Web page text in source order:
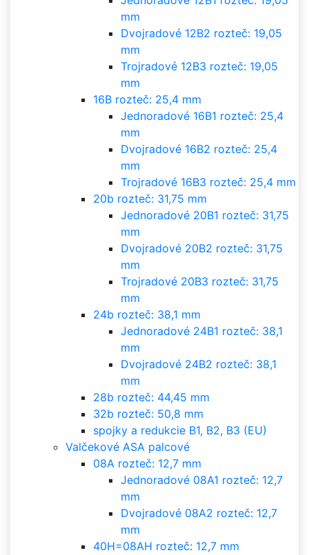
mm
Dvojradové 12B2 rozteč: 19,05
mm
Trojradové 12B3 rozteč: 19,05
mm
16B rozteč: 25,4 mm
Jednoradové 16B1 rozteč: 25,4
mm
Dvojradové 16B2 rozteč: 25,4
mm
Trojradové 16B3 rozteč: 25,4 mm
20b rozteč: 31,75 mm
Jednoradové 20B1 rozteč: 31,75
mm
Dvojradové 20B2 rozteč: 31,75
mm
Trojradové 20B3 rozteč: 31,75
mm
24b rozteč: 38,1 mm
Jednoradové 24B1 rozteč: 38,1
mm
Dvojradové 24B2 rozteč: 38,1
mm
28b rozteč: 44,45 mm
32b rozteč: 50,8 mm
spojky a redukcie B1, B2, B3 (EU)
Valčekové ASA palcové
08A rozteč: 12,7 mm
Jednoradové 08A1 rozteč: 12,7
mm
Dvojradové 08A2 rozteč: 12,7
mm
40H=08AH rozteč: 12,7 mm